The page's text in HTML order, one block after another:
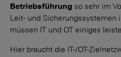
Betriebs­führung so sehr im
Leit- und Sicherungs­systemen
müssen IT und OT einiges
Hier braucht die IT-/OT-